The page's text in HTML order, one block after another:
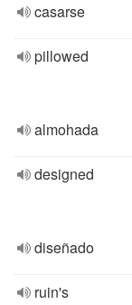
casarse
pillowed
almohada
designed
diseñado
ruin's